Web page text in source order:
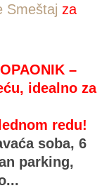
Smeštaj za
–
idealno za
redu!
soba, 6
parking,